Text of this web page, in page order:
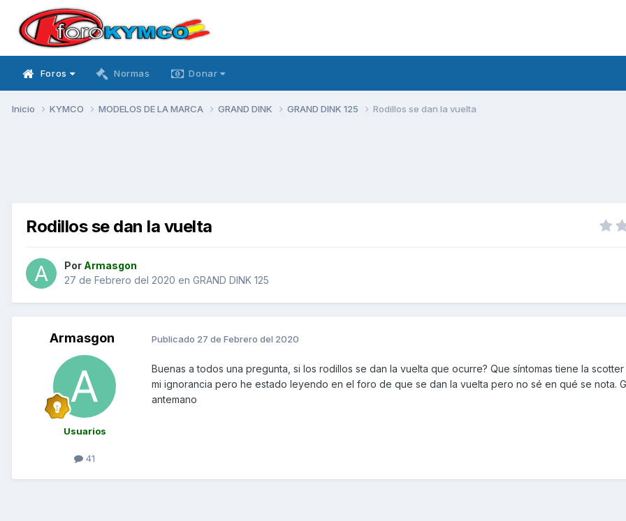
Foros Normas Donar
Inicio KYMCO MODELOS DE LA MARCA GRAND DINK GRAND DINK 125 Rodillos se dan la vuelta
Rodillos se dan la vuelta
Por Armasgon
27 de Febrero del 2020 en GRAND DINK 125
Armasgon
Usuarios
41
Publicado 27 de Febrero del 2020
Buenas a todos una pregunta, si los rodillos se dan la vuelta que ocurre? Que síntomas tiene la
mi ignorancia pero he estado leyendo en el foro de que se dan la vuelta pero no sé en qué se nota.
antemano